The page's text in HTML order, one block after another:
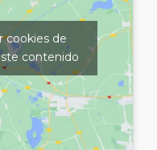
cookies de
contenido